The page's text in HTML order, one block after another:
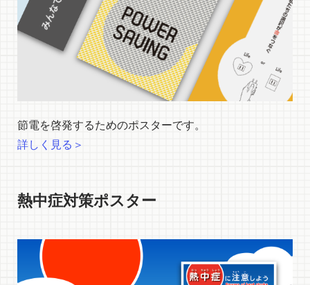
節電を啓発するためのポスターです。
詳しく見る＞
熱中症対策ポスター